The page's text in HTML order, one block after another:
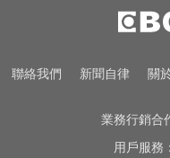
攏係為了晶
大黎加連2
你也有膝蓋
聯絡我們 新聞自律 關
業務行銷合
用戶服務：